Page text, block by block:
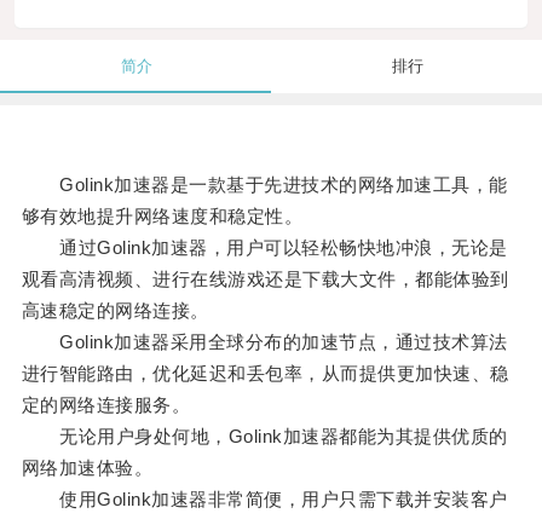
简介 排行
Golink加速器是一款基于先进技术的网络加速工具，能
够有效地提升网络速度和稳定性。
通过Golink加速器，用户可以轻松畅快地冲浪，无论是
观看高清视频、进行在线游戏还是下载大文件，都能体验到
高速稳定的网络连接。
Golink加速器采用全球分布的加速节点，通过技术算法
进行智能路由，优化延迟和丢包率，从而提供更加快速、稳
定的网络连接服务。
无论用户身处何地，Golink加速器都能为其提供优质的
网络加速体验。
使用Golink加速器非常简便，用户只需下载并安装客户